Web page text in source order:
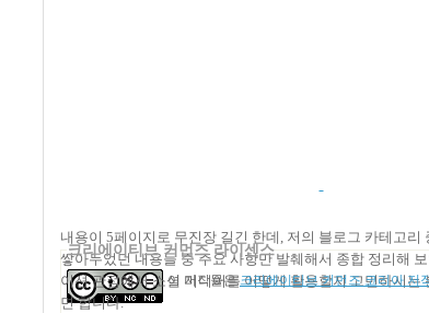
내용이 5페이지로 무진장 길긴 한데, 저의 블로그 카테고리
쌓아두었던 내용들 중 주요 사항만 발췌해서 종합 정리해
이션 관점에서 소셜 미디어를 어떻게 활용할지 고민하시는
면 합니다.
크리에이티브 커먼즈 라이센스
이 저작물은크리에이티브 커먼즈 코리아 저